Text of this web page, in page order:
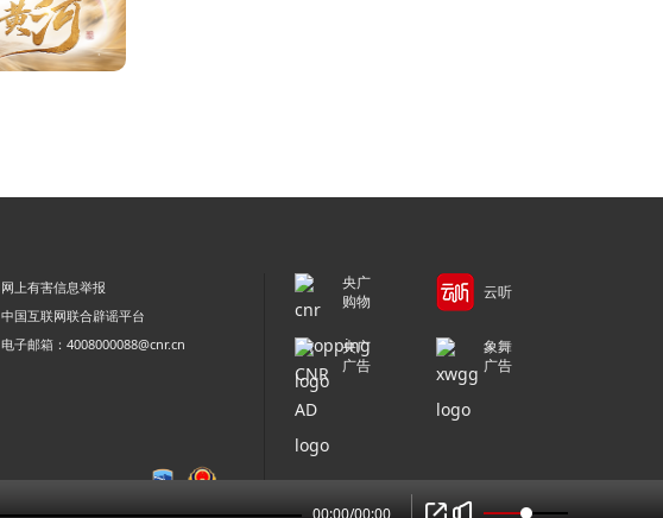
网上有害信息举报
中国互联网联合辟谣平台
电子邮箱：4008000088@cnr.cn
央广
购物
云听
央广
广告
象舞
广告
00:00/00:00